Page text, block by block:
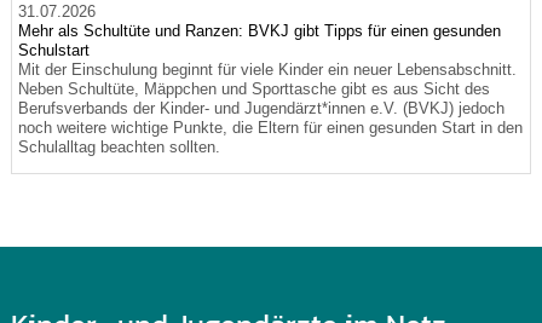
31.07.2026
Mehr als Schultüte und Ranzen: BVKJ gibt Tipps für einen gesunden
Schulstart
Mit der Einschulung beginnt für viele Kinder ein neuer Lebensabschnitt.
Neben Schultüte, Mäppchen und Sporttasche gibt es aus Sicht des
Berufsverbands der Kinder- und Jugendärzt*innen e.V. (BVKJ) jedoch
noch weitere wichtige Punkte, die Eltern für einen gesunden Start in den
Schulalltag beachten sollten.